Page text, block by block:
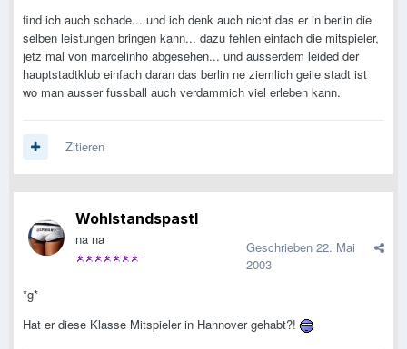
find ich auch schade... und ich denk auch nicht das er in berlin die
selben leistungen bringen kann... dazu fehlen einfach die mitspieler,
jetz mal von marcelinho abgesehen... und ausserdem leided der
hauptstadtklub einfach daran das berlin ne ziemlich geile stadt ist
wo man ausser fussball auch verdammich viel erleben kann.
Zitieren
Wohlstandspastl
na na Geschrieben 22. Mai
2003
*g*
Hat er diese Klasse Mitspieler in Hannover gehabt?!